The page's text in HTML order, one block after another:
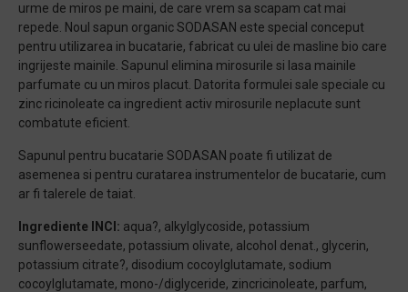
urme de miros pe maini, de care vrem sa scapam cat mai
repede. Noul sapun organic SODASAN este special conceput
pentru utilizarea in bucatarie, fabricat cu ulei de masline bio care
ingrijeste mainile. Sapunul elimina mirosurile si lasa mainile
parfumate cu un miros placut. Datorita formulei sale speciale cu
zinc ricinoleate ca ingredient activ mirosurile neplacute sunt
combatute eficient.
Sapunul pentru bucatarie SODASAN poate fi utilizat de
asemenea si pentru curatarea instrumentelor de bucatarie, cum
ar fi talerele de taiat.
Ingrediente INCI: aqua?, alkylglycoside, potassium
sunflowerseedate, potassium olivate, alcohol denat., glycerin,
potassium citrate?, disodium cocoylglutamate, sodium
cocoylglutamate, mono-/diglyceride, zincricinoleate, parfum,